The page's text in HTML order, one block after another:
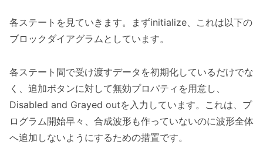
各ステートを見ていきます。まずinitialize、これは以下の
ブロックダイアグラムとしています。
各ステート間で受け渡すデータを初期化しているだけでな
く、追加ボタンに対して無効プロパティを用意し、
Disabled and Grayed outを入力しています。これは、プ
ログラム開始早々、合成波形も作っていないのに波形全体
へ追加しないようにするための措置です。